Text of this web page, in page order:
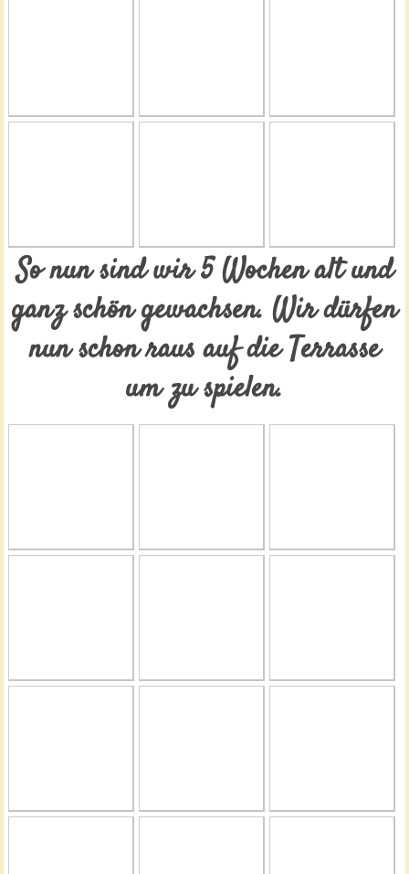
So nun sind wir 5 Wochen alt und
ganz schön gewachsen. Wir dürfen
nun schon raus auf die Terrasse
um zu spielen.